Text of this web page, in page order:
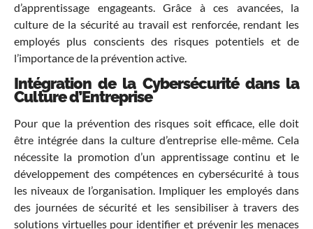
d’apprentissage engageants. Grâce à ces avancées, la
culture de la sécurité au travail est renforcée, rendant les
employés plus conscients des risques potentiels et de
l’importance de la prévention active.
Intégration de la Cybersécurité dans la
Culture d’Entreprise
Pour que la prévention des risques soit efficace, elle doit
être intégrée dans la culture d’entreprise elle-même. Cela
nécessite la promotion d’un apprentissage continu et le
développement des compétences en cybersécurité à tous
les niveaux de l’organisation. Impliquer les employés dans
des journées de sécurité et les sensibiliser à travers des
solutions virtuelles pour identifier et prévenir les menaces